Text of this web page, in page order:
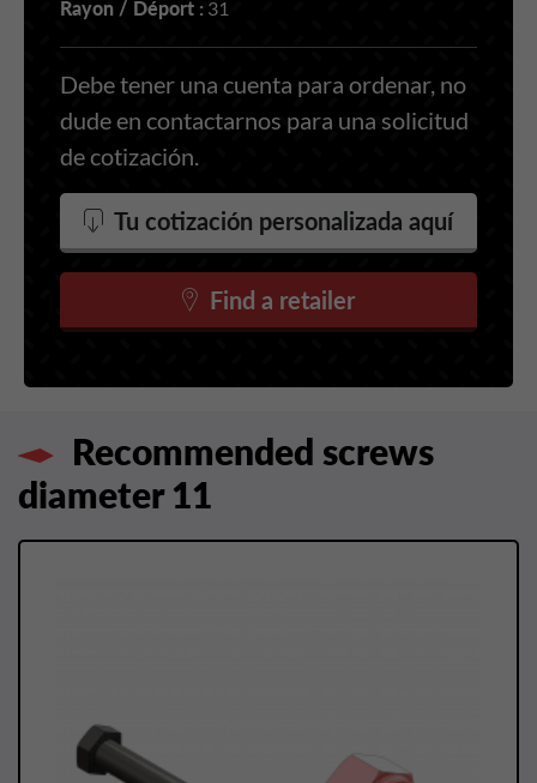
Rayon / Déport : 31
Debe tener una cuenta para ordenar, no
dude en contactarnos para una solicitud
de cotización.
Tu cotización personalizada aquí
Find a retailer
Recommended screws
diameter 11